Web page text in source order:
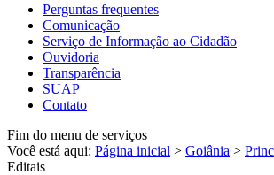
Perguntas frequentes
Comunicação
Serviço de Informação ao Cidadão
Ouvidoria
Transparência
SUAP
Contato
Fim do menu de serviços
Você está aqui: Página inicial > Goiânia >
Editais